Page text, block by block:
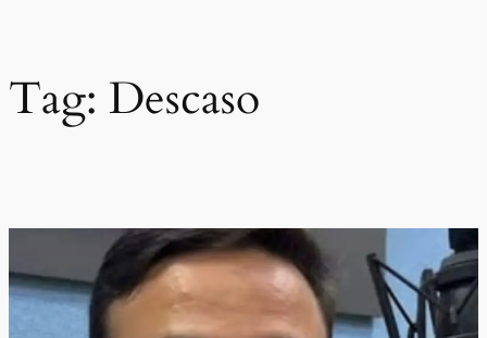
o
conteúdo
Tag: Descaso